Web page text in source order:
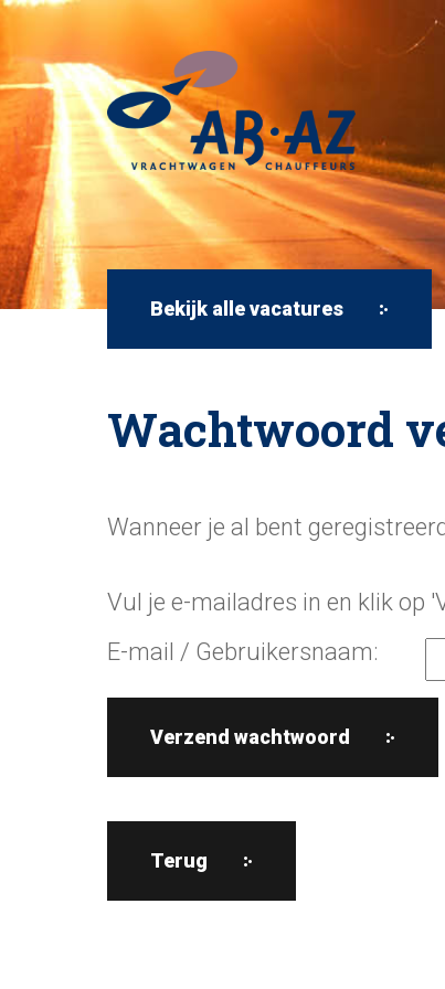
Bekijk alle vacatures
Wachtwoord
Wanneer je al bent
Vul je e-mailadres in en klik op
E-mail / Gebruikersnaam: